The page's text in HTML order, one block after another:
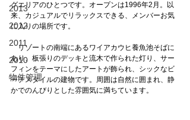
2013
2012
2011
2010
物件管理
グエリアのひとつです。オープンは1996年2月。以
来、カジュアルでリラックスできる、メンバーお気
に入りの場所です。
リゾートの南端にあるワイアカウヒ養魚池そばに
あり、板張りのデッキと流木で作られた灯り、サー
フィンをテーマにしたアートが飾られ、シックなビ
ーチスタイルの建物です。周囲は自然に囲まれ、静
かでのんびりとした雰囲気に満ちています。